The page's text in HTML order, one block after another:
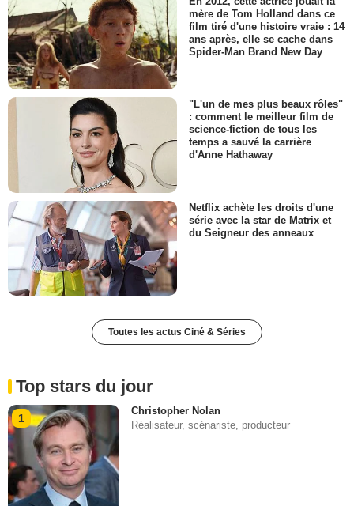
mère de Tom Holland dans ce
film tiré d'une histoire vraie : 14
ans après, elle se cache dans
Spider-Man Brand New Day
"L'un de mes plus beaux rôles"
: comment le meilleur film de
science-fiction de tous les
temps a sauvé la carrière
d'Anne Hathaway
Netflix achète les droits d'une
série avec la star de Matrix et
du Seigneur des anneaux
Toutes les actus Ciné & Séries
Top stars du jour
1
Christopher Nolan
Réalisateur, scénariste, producteur